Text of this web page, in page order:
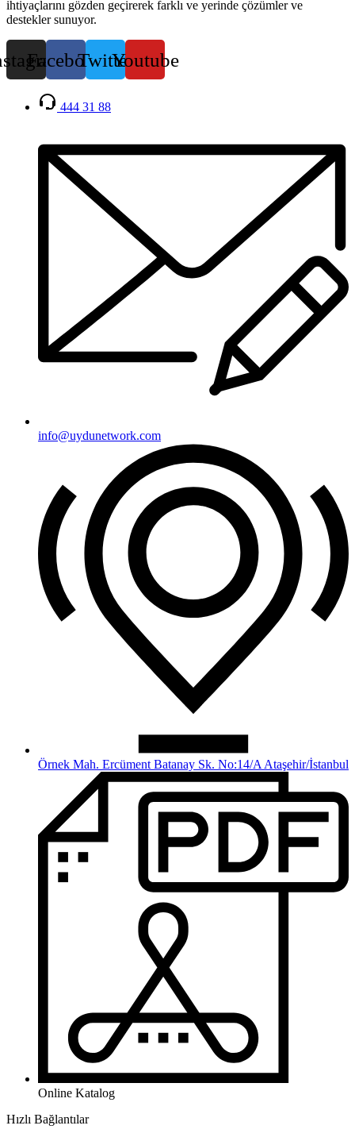
ihtiyaçlarını gözden geçirerek farklı ve yerinde çözümler ve
destekler sunuyor.
FacebookTwitterYoutube
444 31 88
info@uydunetwork.com
Örnek Mah. Ercüment Batanay Sk. No:14/A Ataşehir/İstanbul
Online Katalog
Hızlı Bağlantılar